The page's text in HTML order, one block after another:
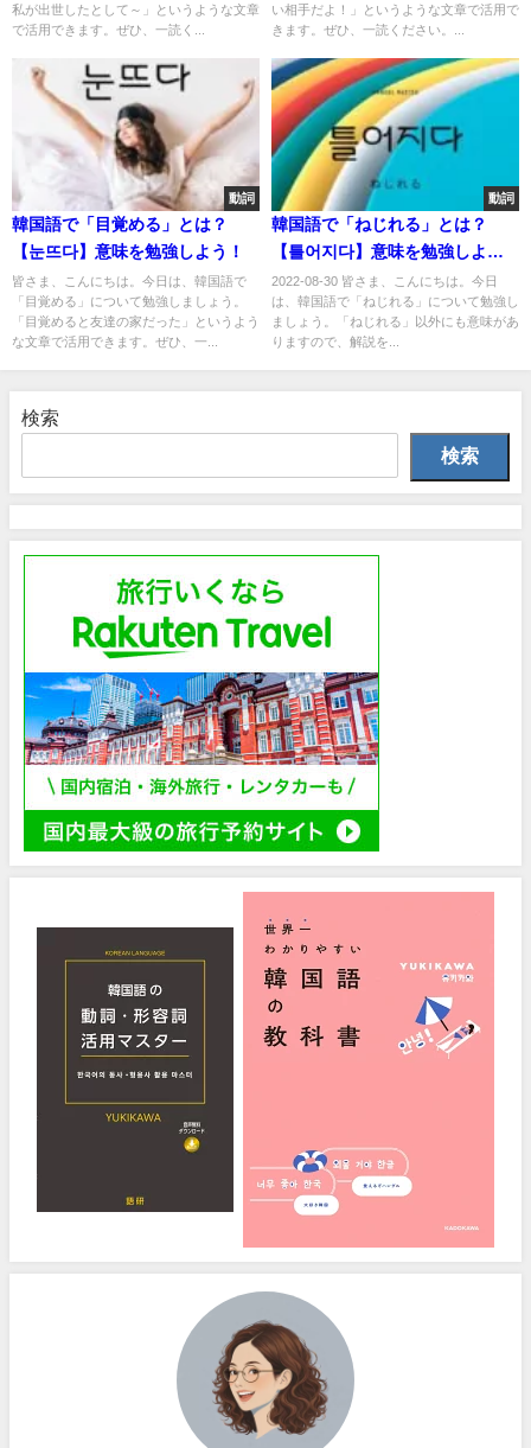
私が出世したとして～」というような文章
で活用できます。ぜひ、一読く...
い相手だよ！」というような文章で活用で
きます。ぜひ、一読ください。...
動詞
韓国語で「目覚める」とは？
【눈뜨다】意味を勉強しよう！
皆さま、こんにちは。今日は、韓国語で
「目覚める」について勉強しましょう。
「目覚めると友達の家だった」というよう
な文章で活用できます。ぜひ、一...
動詞
韓国語で「ねじれる」とは？
【틀어지다】意味を勉強しよ
う！
2022-08-30 皆さま、こんにちは。今日
は、韓国語で「ねじれる」について勉強し
ましょう。「ねじれる」以外にも意味があ
りますので、解説を...
検索
検索